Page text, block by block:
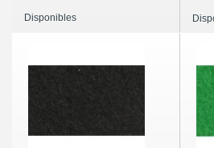
Disponibles